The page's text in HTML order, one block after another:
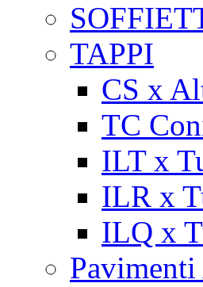
TAPPI
CS x
TC
ILT x
ILR x
ILQ x